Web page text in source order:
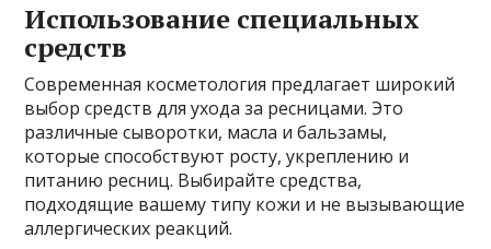
Использование специальных
средств
Современная косметология предлагает широкий
выбор средств для ухода за ресницами. Это
различные сыворотки, масла и бальзамы,
которые способствуют росту, укреплению и
питанию ресниц. Выбирайте средства,
подходящие вашему типу кожи и не вызывающие
аллергических реакций.